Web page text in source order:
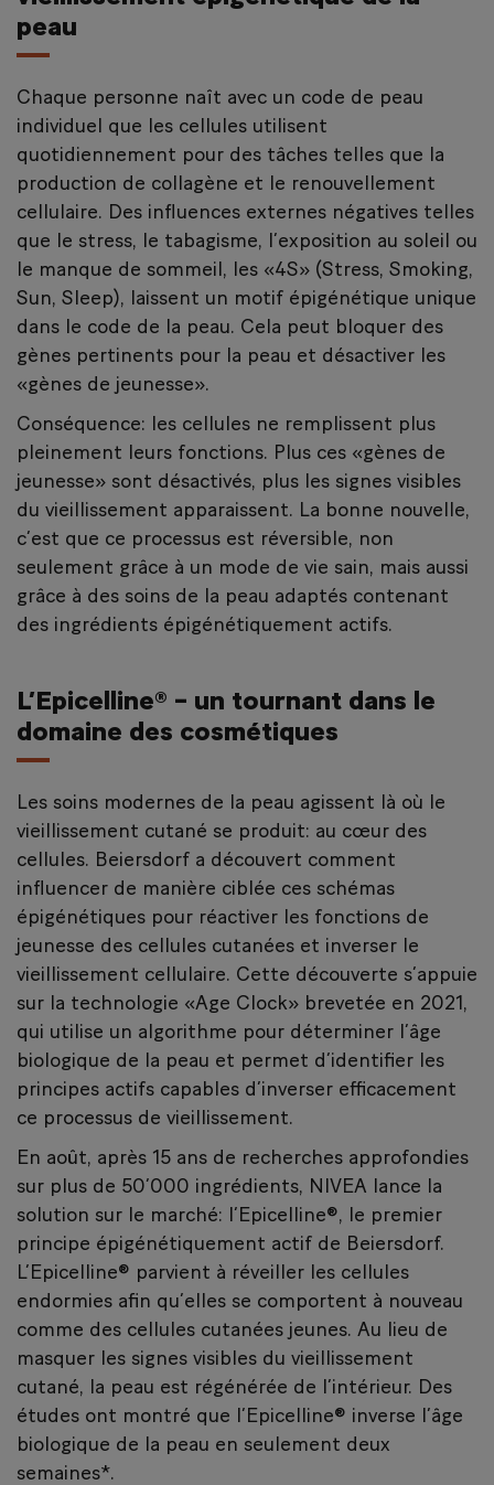
peau
Chaque personne naît avec un code de peau
individuel que les cellules utilisent
quotidiennement pour des tâches telles que la
production de collagène et le renouvellement
cellulaire. Des influences externes négatives telles
que le stress, le tabagisme, l’exposition au soleil ou
le manque de sommeil, les «4S» (Stress, Smoking,
Sun, Sleep), laissent un motif épigénétique unique
dans le code de la peau. Cela peut bloquer des
gènes pertinents pour la peau et désactiver les
«gènes de jeunesse».
Conséquence: les cellules ne remplissent plus
pleinement leurs fonctions. Plus ces «gènes de
jeunesse» sont désactivés, plus les signes visibles
du vieillissement apparaissent. La bonne nouvelle,
c’est que ce processus est réversible, non
seulement grâce à un mode de vie sain, mais aussi
grâce à des soins de la peau adaptés contenant
des ingrédients épigénétiquement actifs.
L’Epicelline® – un tournant dans le
domaine des cosmétiques
Les soins modernes de la peau agissent là où le
vieillissement cutané se produit: au cœur des
cellules. Beiersdorf a découvert comment
influencer de manière ciblée ces schémas
épigénétiques pour réactiver les fonctions de
jeunesse des cellules cutanées et inverser le
vieillissement cellulaire. Cette découverte s’appuie
sur la technologie «Age Clock» brevetée en 2021,
qui utilise un algorithme pour déterminer l’âge
biologique de la peau et permet d’identifier les
principes actifs capables d’inverser efficacement
ce processus de vieillissement.
En août, après 15 ans de recherches approfondies
sur plus de 50’000 ingrédients, NIVEA lance la
solution sur le marché: l’Epicelline®, le premier
principe épigénétiquement actif de Beiersdorf.
L’Epicelline® parvient à réveiller les cellules
endormies afin qu’elles se comportent à nouveau
comme des cellules cutanées jeunes. Au lieu de
masquer les signes visibles du vieillissement
cutané, la peau est régénérée de l’intérieur. Des
études ont montré que l’Epicelline® inverse l’âge
biologique de la peau en seulement deux
semaines*.